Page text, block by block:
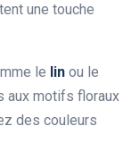
une touche
le lin ou le
aux motifs floraux
des couleurs